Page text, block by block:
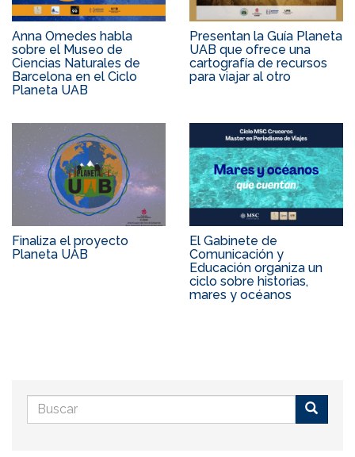
Anna Omedes habla
sobre el Museo de
Ciencias Naturales de
Barcelona en el Ciclo
Planeta UAB
Presentan la Guía Planeta
UAB que ofrece una
cartografía de recursos
para viajar al otro
Finaliza el proyecto
Planeta UAB
El Gabinete de
Comunicación y
Educación organiza un
ciclo sobre historias,
mares y océanos
Formulario
de